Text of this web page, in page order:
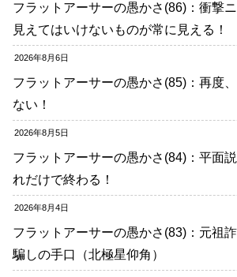
フラットアーサーの愚かさ(86)：衝撃
見えてはいけないものが常に見える！
2026年8月6日
フラットアーサーの愚かさ(85)：再度
ない！
2026年8月5日
フラットアーサーの愚かさ(84)：平面
れだけで終わる！
2026年8月4日
フラットアーサーの愚かさ(83)：元祖
騙しの手口（北極星仰角）